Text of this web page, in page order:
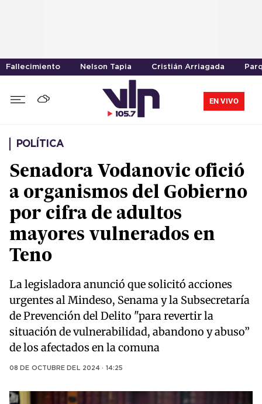
Fallecimiento Nelson Tapia Cristián Arriagada
EN VIVO
POLÍTICA
Senadora Vodanovic ofició
a organismos del Gobierno
por cifra de adultos
mayores vulnerados en
Teno
La legisladora anunció que solicitó acciones
urgentes al Mindeso, Senama y la Subsecretaría
de Prevención del Delito "para revertir la
situación de vulnerabilidad, abandono y abuso”
de los afectados en la comuna
08 DE OCTUBRE DEL 2024 · 14:25